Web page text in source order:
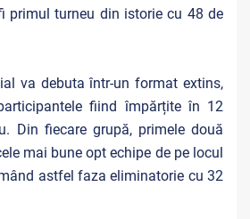
primul turneu din istorie cu 48 de
va debuta într-un format extins,
fiind împărțite în 12
Din fiecare grupă, primele două
mai bune opt echipe de pe locul
astfel faza eliminatorie cu 32